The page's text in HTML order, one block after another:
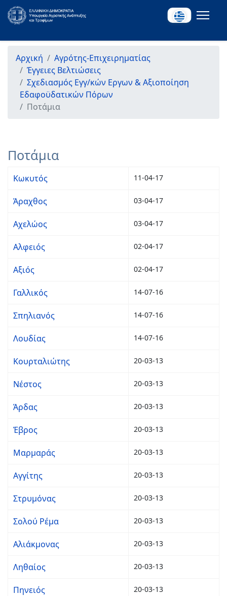
Αρχική
Αγρότης-Επιχειρηματίας
Έγγειες Βελτιώσεις
Σχεδιασμός Εγγ/κών Εργων & Αξιοποίηση
Εδαφοϋδατικών Πόρων
Ποτάμια
Ποτάμια
Κωκυτός 11-04-17
Άραχθος 03-04-17
Αχελώος 03-04-17
Αλφειός 02-04-17
Αξιός 02-04-17
Γαλλικός 14-07-16
Σπηλιανός 14-07-16
Λουδίας 14-07-16
Κουρταλιώτης 20-03-13
Νέστος 20-03-13
Άρδας 20-03-13
Έβρος 20-03-13
Μαρμαράς 20-03-13
Αγγίτης 20-03-13
Στρυμόνας 20-03-13
Σολού Ρέμα 20-03-13
Αλιάκμονας 20-03-13
Ληθαίος 20-03-13
Πηνειός 20-03-13